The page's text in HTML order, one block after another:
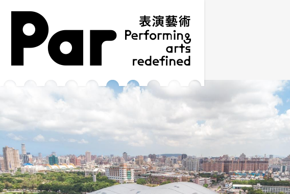
跳到主要內容區塊
網站導覽